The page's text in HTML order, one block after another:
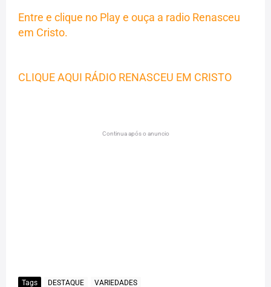
Entre e clique no Play e ouça a radio Renasceu
em Cristo.
CLIQUE AQUI RÁDIO RENASCEU EM CRISTO
Continua após o anuncio
Tags DESTAQUE VARIEDADES